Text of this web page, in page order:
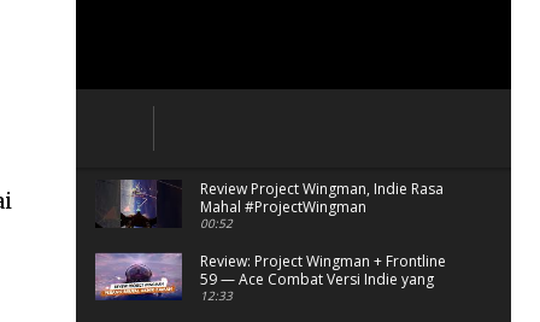
Review Project Wingman, Indie Rasa
Mahal #ProjectWingman
00:52
Review: Project Wingman + Frontline
59 — Ace Combat Versi Indie yang
Bikin Nagih
12:33